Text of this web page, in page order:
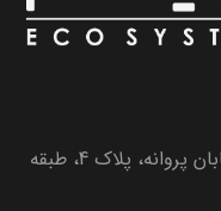
تهران، بزرگراه جلال آل احمد، خیابان پروانه، پلاک 4، طبقه